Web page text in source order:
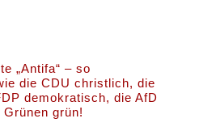
„Antifa“ – so
die CDU christlich, die
demokratisch, die AfD
grün!